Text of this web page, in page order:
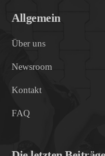
Allgemein
Über uns
Newsroom
Kontakt
FAQ